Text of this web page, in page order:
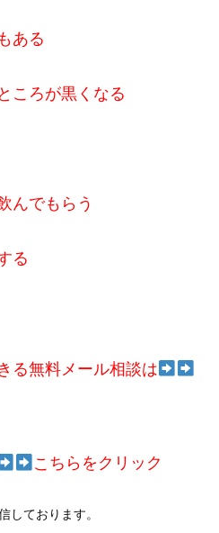
ある
ころが黒くなる
んでもらう
る
る無料メール相談は
こ ちらをクリック
しております。